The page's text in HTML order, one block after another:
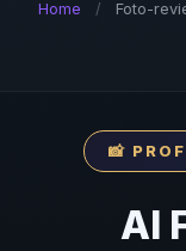
Home / Foto-
📸
AI